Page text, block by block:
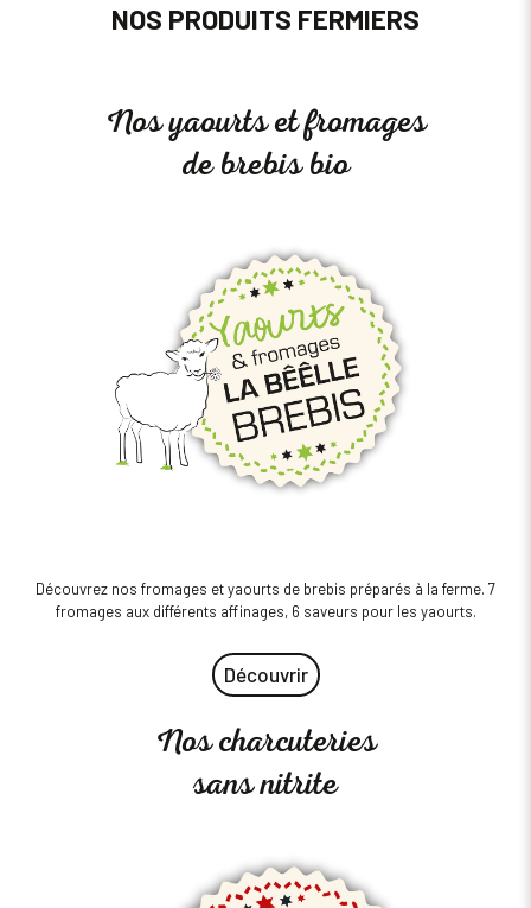
NOS PRODUITS FERMIERS
Nos yaourts et fromages
de brebis bio
Découvrez nos fromages et yaourts de brebis préparés à la ferme. 7
fromages aux différents affinages, 6 saveurs pour les yaourts.
Découvrir
Nos charcuteries
sans nitrite